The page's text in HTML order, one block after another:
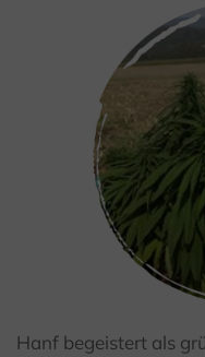
Hanf begeistert als